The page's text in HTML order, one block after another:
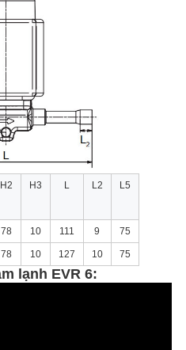
H2 H3 L L2 L5
78 10 111 9 75
78 10 127 10 75
lạnh EVR 6: